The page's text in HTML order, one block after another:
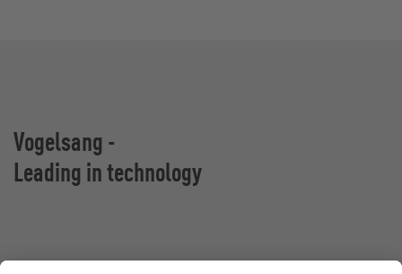
Vogelsang -
Leading in technology